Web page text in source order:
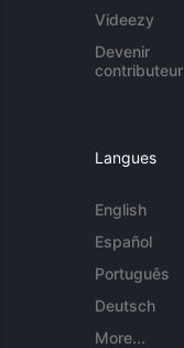
Videezy
Devenir
contributeur
Langues
English
Español
Português
Deutsch
More...